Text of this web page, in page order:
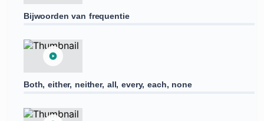
Bijwoorden van frequentie
Both, either, neither, all, every, each, none